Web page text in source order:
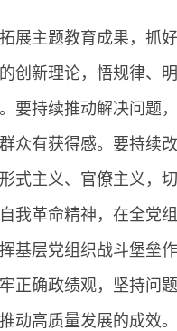
展主题教育成果，抓
创新理论，悟规律、
要持续推动解决问题
众有获得感。要持续
式主义、官僚主义，
我革命精神，在全党
基层党组织战斗堡垒
正确政绩观，坚持问
动高质量发展的成效